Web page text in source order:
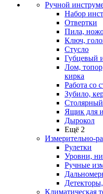
Ручной
Набор
Отвертки
Пила,
Ключ,
Стусло
Губцевый
Лом,
кирка
Работа со
Зубило,
Ящик для
Дырокол
Ещё 2
Измерительно-
Рулетки
Уровни,
Ручные
Климатическая